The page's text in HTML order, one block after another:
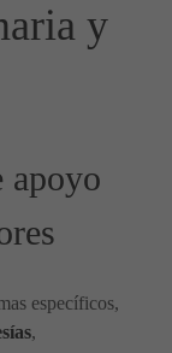
y
apoyo
específicos,
,